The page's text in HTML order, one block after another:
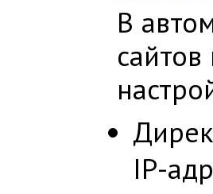
В
IP-